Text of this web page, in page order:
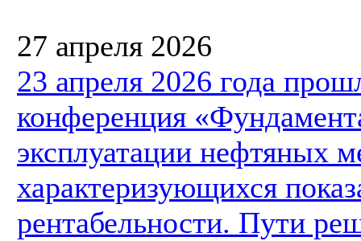
27 апреля 2026
23 апреля 2026 года
конференция
эксплуатации нефтяных
характеризующихся
рентабельности. Пути